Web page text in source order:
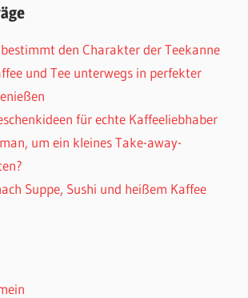
den Charakter der Teekanne
und Tee unterwegs in perfekter
für echte Kaffeeliebhaber
um ein kleines Take-away-
Suppe, Sushi und heißem Kaffee